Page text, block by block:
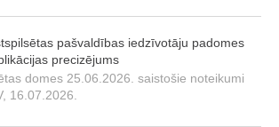
pašvaldības iedzīvotāju padomes
precizējums
domes 25.06.2026. saistošie noteikumi
16.07.2026.